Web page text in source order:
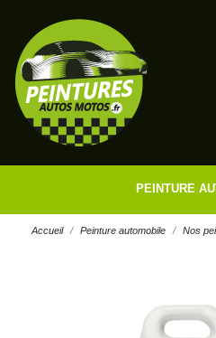
PEINTURE
Accueil Peinture automobile Nos